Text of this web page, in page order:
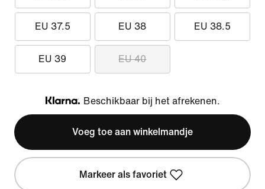
EU 37.5 EU 38 EU 38.5
EU 39 EU 40
Klarna
Beschikbaar bij het afrekenen.
Voeg toe aan winkelmandje
Markeer als favoriet